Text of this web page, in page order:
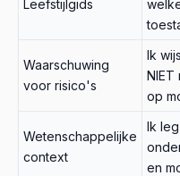
Leefstijlgids
Waarschuwing
voor risico's
Ik
op
Wetenschappelijke
context
Ik
en